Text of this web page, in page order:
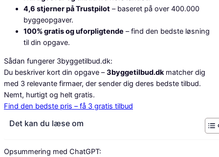
4,6 stjerner på Trustpilot – baseret på over 400.000
byggeopgaver.
100% gratis og uforpligtende – find den bedste løsning
til din opgave.
Sådan fungerer 3byggetilbud.dk:
Du beskriver kort din opgave –3byggetilbud.dkmatcher dig
med 3 relevante firmaer, der sender dig deres bedste tilbud.
Nemt, hurtigt og helt gratis.
Find den bedste pris – få 3 gratis tilbud
Det kan du læse om
Opsummering med ChatGPT: